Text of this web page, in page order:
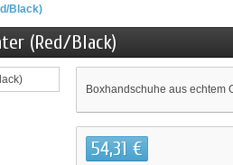
Black)
(Red/Black)
Boxhandschuhe aus echtem
54,31 €